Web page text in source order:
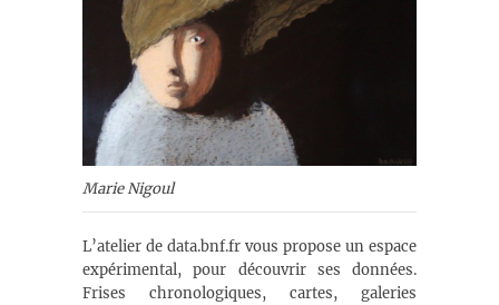
Marie Nigoul
L’atelier de data.bnf.fr vous propose un espace
expérimental, pour découvrir ses données.
Frises chronologiques, cartes, galeries